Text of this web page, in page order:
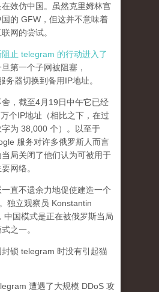
效仿中国。虽然克里姆林宫
的 GFW，但这并不意味着
网的尝试。
止 telegram 的行动进入了
旦第一个子网被阻塞，
务器切换到备用IP地址。
，截至4月19日中午它已经
个IP地址（相比之下，在过
为 38,000 个）。以至于
服务对许多俄罗斯人而言
局关闭了他们认为可被用于
网络。
直不遗余力地促使建造一个
独立观察员 Konstantin
中国模式是正在被俄罗斯当局
之一。
锁 telegram 时没有引起猫
遭遇了大规模 DDoS 攻